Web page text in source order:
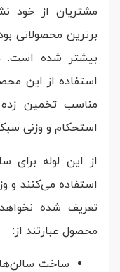
مشتریان از خود
برترین محصولاتی
بیشتر شده است.
استفاده از این
مناسب تخمین
استحکام و وزنی
از این لوله برای
استفاده می‌کنند و
تعریف شده
محصول عبارتند از:
ساخت